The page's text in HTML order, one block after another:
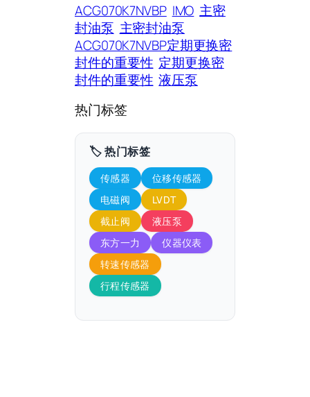
ACG070K7NVBP IMO 主密
封油泵 主密封油泵
ACG070K7NVBP定期更换密
封件的重要性 定期更换密
封件的重要性 液压泵
热门标签
🏷️ 热门标签
传感器
位移传感器
电磁阀
LVDT
截止阀
液压泵
东方一力
仪器仪表
转速传感器
行程传感器